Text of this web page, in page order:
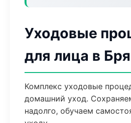
Уходовые
для лица в
Комплекс уходовые
домашний уход.
надолго, обучаем